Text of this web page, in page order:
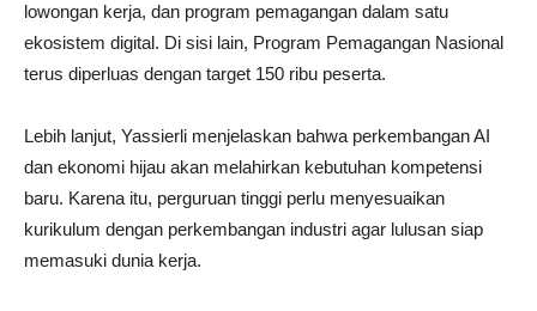
lowongan kerja, dan program pemagangan dalam satu
ekosistem digital. Di sisi lain, Program Pemagangan Nasional
terus diperluas dengan target 150 ribu peserta.
Lebih lanjut, Yassierli menjelaskan bahwa perkembangan AI
dan ekonomi hijau akan melahirkan kebutuhan kompetensi
baru. Karena itu, perguruan tinggi perlu menyesuaikan
kurikulum dengan perkembangan industri agar lulusan siap
memasuki dunia kerja.